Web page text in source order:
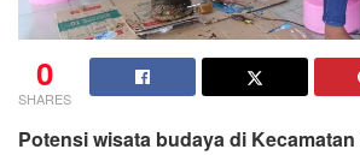
0
SHARES
Potensi wisata budaya di